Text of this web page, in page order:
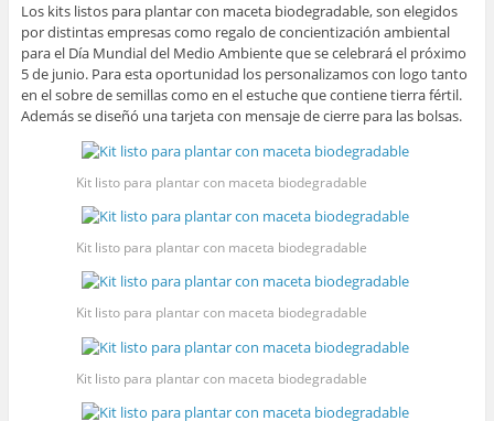
Los kits listos para plantar con maceta biodegradable, son elegidos
por distintas empresas como regalo de concientización ambiental
para el Día Mundial del Medio Ambiente que se celebrará el próximo
5 de junio. Para esta oportunidad los personalizamos con logo tanto
en el sobre de semillas como en el estuche que contiene tierra fértil.
Además se diseñó una tarjeta con mensaje de cierre para las bolsas.
Kit listo para plantar con maceta biodegradable
Kit listo para plantar con maceta biodegradable
Kit listo para plantar con maceta biodegradable
Kit listo para plantar con maceta biodegradable